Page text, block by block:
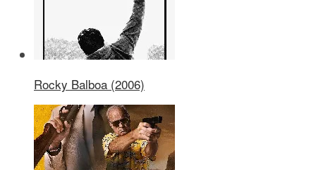
Rocky Balboa (2006)